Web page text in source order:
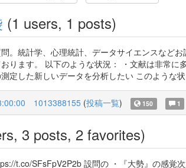
(1 users, 1 posts)
。統計学、心理統計、データサイエンスなど
ります。 以下のような状況： ・文献は非常
定した新しいデータを分析したい このような
1013388155 (投稿一覧) 150 1
3 posts, 2 favorites)
t.co/SFsFpV2P2b 設問の ・『大勢』の感覚